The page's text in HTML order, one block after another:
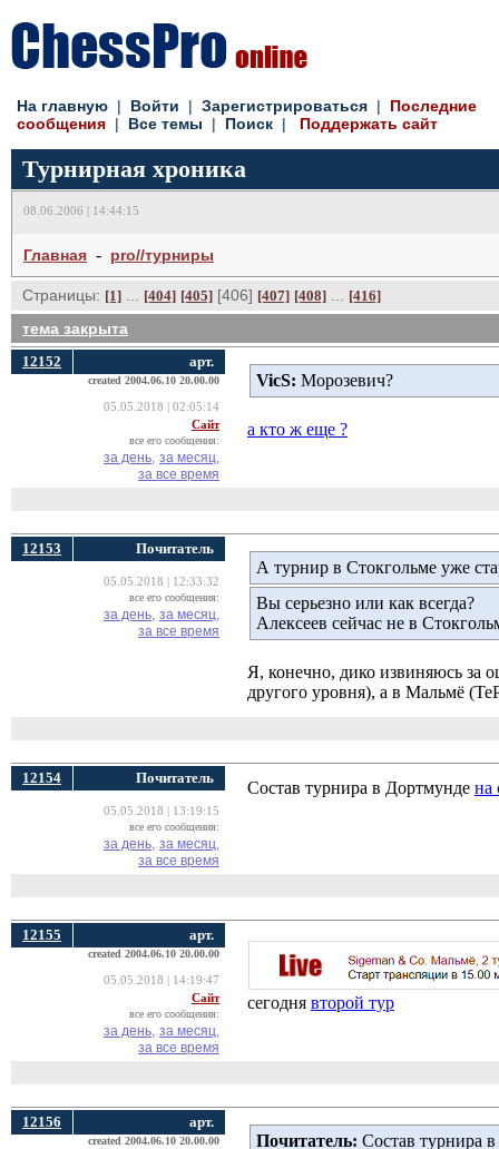
На главную | Войти | Зарегистрироваться | Последние
сообщения | Все темы | Поиск | Поддержать сайт
Турнирная хроника
08.06.2006 | 14:44:15
Главная - pro//турниры
Страницы: [1] [404] [405] [406] [407] [408] [416]
тема закрыта
12152 арт.
created 2004.06.10 20.00.00
05.05.2018 | 02:05:14
Сайт
все его сообщения:
за день, за месяц,
за все время
VicS: Морозевич?
а кто ж еще ?
12153 Почитатель
05.05.2018 | 12:33:32
все его сообщения:
за день, за месяц,
за все время
А турнир в Стокгольме уже
Вы серьезно или как всегда?
Алексеев сейчас не в
Я, конечно, дико извиняюсь за
другого уровня), а в Мальмё
12154 Почитатель
05.05.2018 | 13:19:15
все его сообщения:
за день, за месяц,
за все время
Состав турнира в Дортмунде на
12155 арт.
created 2004.06.10 20.00.00
05.05.2018 | 14:19:47
Сайт
все его сообщения:
за день, за месяц,
за все время
сегодня второй тур
12156 арт.
created 2004.06.10 20.00.00 Почитатель: Состав турнира